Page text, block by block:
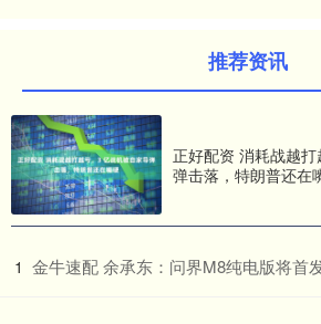
推荐资讯
正好配资 消耗战越
弹击落，特朗普还在
1 金牛速配 余承东：问界M8纯电版将首